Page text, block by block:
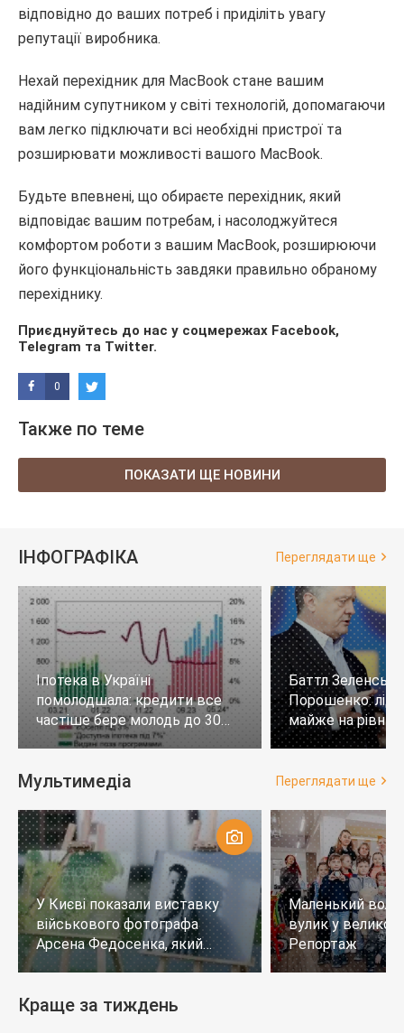
відповідно до ваших потреб і приділіть увагу
репутації виробника.
Нехай перехідник для MacBook стане вашим
надійним супутником у світі технологій, допомагаючи
вам легко підключати всі необхідні пристрої та
розширювати можливості вашого MacBook.
Будьте впевнені, що обираєте перехідник, який
відповідає вашим потребам, і насолоджуйтеся
комфортом роботи з вашим MacBook, розширюючи
його функціональність завдяки правильно обраному
перехіднику.
Приєднуйтесь до нас у соцмережах Facebook,
Telegram та Twitter.
0
Также по теме
ПОКАЗАТИ ЩЕ НОВИНИ
ІНФОГРАФІКА Переглядати ще
Іпотека в Україні
помолодшала: кредити все
частіше бере молодь до 30
років
Баттл
Порошенко:
майже на
тих, хто не
Мультимедіа Переглядати ще
У Києві показали виставку
військового фотографа
Арсена Федосенка, який
загинув на війні
Маленький
вулик у
Репортаж
Краще за тиждень